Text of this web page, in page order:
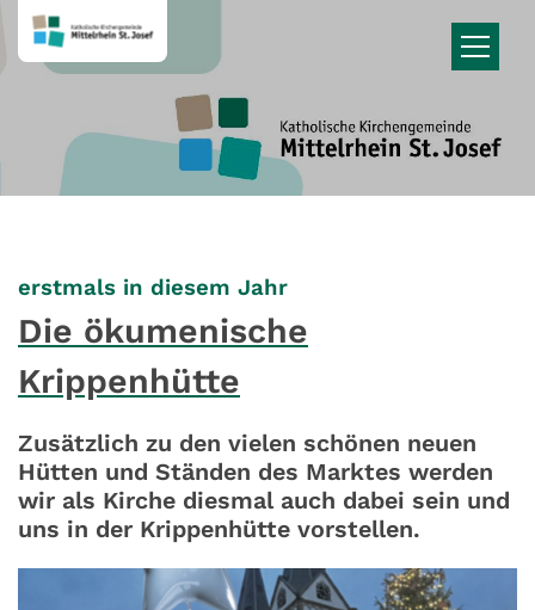
Zum Inhalt springen
erstmals in diesem Jahr:
Die ökumenische
Krippenhütte
Zusätzlich zu den vielen schönen neuen
Hütten und Ständen des Marktes werden
wir als Kirche diesmal auch dabei sein und
uns in der Krippenhütte vorstellen.